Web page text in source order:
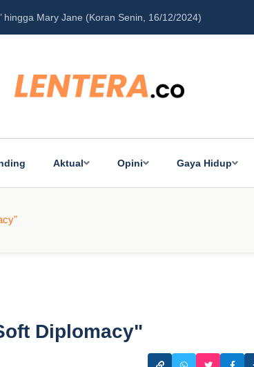
hingga Mary Jane (Koran Senin, 16/12/2024)
Aktual Opini Gaya Hidup
Diplomacy"